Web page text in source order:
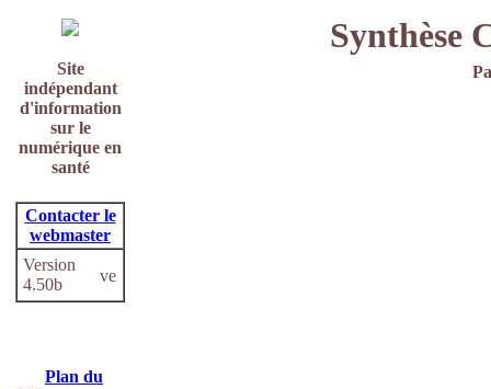
Site
indépendant
d'information
sur le
numérique en
santé
Contacter le
webmaster
Version
4.50b
Plan du
Synthèse